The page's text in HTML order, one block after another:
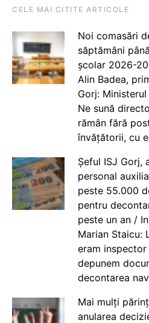
CELE MAI CITITE ARTICOLE
Noi comasări
săptămâni
școlar 2026-
Alin Badea,
Gorj:
Ne sună
rămân fără
învățătorii, cu
Șeful ISJ Gorj,
personal
peste 55.000
pentru
peste un an /
Marian Staicu:
eram inspector
depunem
decontarea
Mai mulți
anularea